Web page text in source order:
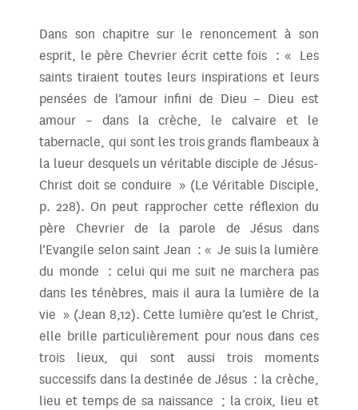
Dans son chapitre sur le renoncement à son
esprit, le père Chevrier écrit cette fois : « Les
saints tiraient toutes leurs inspirations et leurs
pensées de l’amour infini de Dieu – Dieu est
amour – dans la crèche, le calvaire et le
tabernacle, qui sont les trois grands flambeaux à
la lueur desquels un véritable disciple de Jésus-
Christ doit se conduire » (Le Véritable Disciple,
p. 228). On peut rapprocher cette réflexion du
père Chevrier de la parole de Jésus dans
l’Evangile selon saint Jean : « Je suis la lumière
du monde : celui qui me suit ne marchera pas
dans les ténèbres, mais il aura la lumière de la
vie » (Jean 8,12). Cette lumière qu’est le Christ,
elle brille particulièrement pour nous dans ces
trois lieux, qui sont aussi trois moments
successifs dans la destinée de Jésus : la crèche,
lieu et temps de sa naissance ; la croix, lieu et